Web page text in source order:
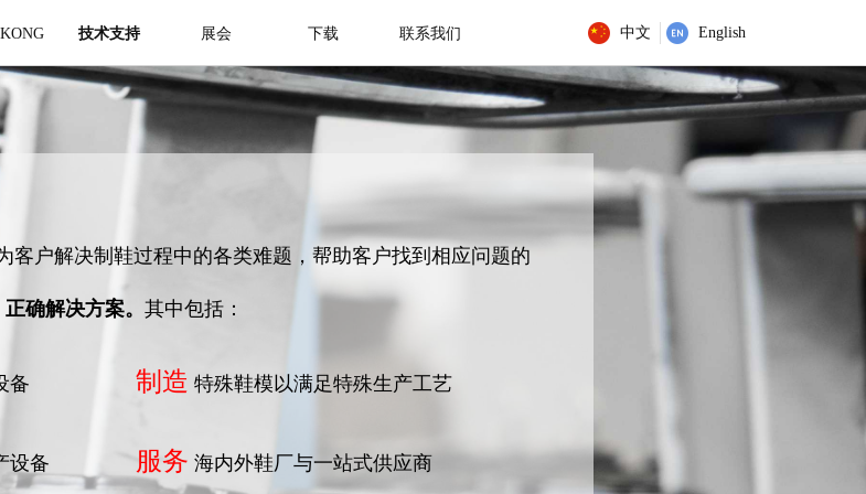
技术支持 展会 下载 联系我们 中文 English
客户解决制鞋过程中的各类难题，帮助客户找到相应问题的
正确解决方案。 其中包括：
备
设备
制造 特殊鞋模以满足特殊生产工艺
服务 海内外鞋厂与一站式供应商